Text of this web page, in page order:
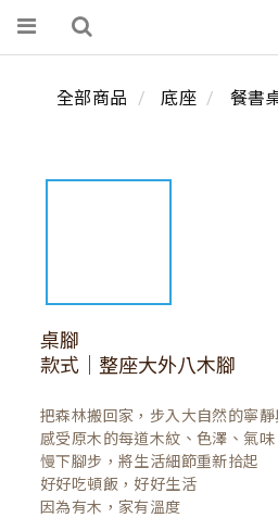
全部商品 底座 餐書
桌腳
款式｜整座大外八木腳
把森林搬回家，步入大自然的寧
感受原木的每道木紋、色澤、氣味
慢下腳步，將生活細節重新拾起
好好吃頓飯，好好生活
因為有木，家有溫度